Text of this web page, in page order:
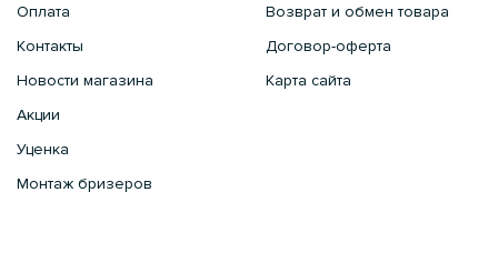
Оплата
Контакты
Новости магазина
Акции
Уценка
Монтаж бризеров
Возврат и обмен товара
Договор-оферта
Карта сайта